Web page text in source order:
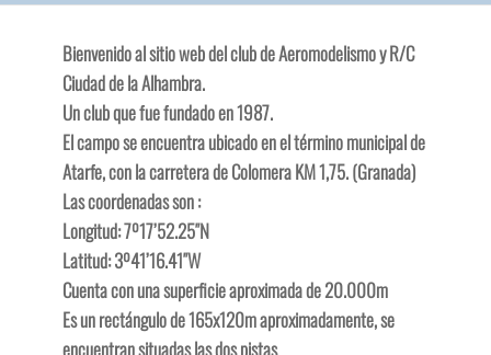
Bienvenido al sitio web del club de Aeromodelismo y R/C
Ciudad de la Alhambra.
Un club que fue fundado en 1987.
El campo se encuentra ubicado en el término municipal de
Atarfe, con la carretera de Colomera KM 1,75. (Granada)
Las coordenadas son :
Longitud: 7º17’52.25″N
Latitud: 3º41’16.41″W
Cuenta con una superficie aproximada de 20.000m
Es un rectángulo de 165x120m aproximadamente, se
encuentran situadas las dos pistas